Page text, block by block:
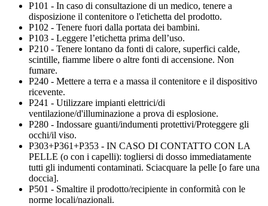
P101 - In caso di consultazione di un medico, tenere a
disposizione il contenitore o l'etichetta del prodotto.
P102 - Tenere fuori dalla portata dei bambini.
P103 - Leggere l’etichetta prima dell’uso.
P210 - Tenere lontano da fonti di calore, superfici calde,
scintille, fiamme libere o altre fonti di accensione. Non
fumare.
P240 - Mettere a terra e a massa il contenitore e il dispositivo
ricevente.
P241 - Utilizzare impianti elettrici/di
ventilazione/d'illuminazione a prova di esplosione.
P280 - Indossare guanti/indumenti protettivi/Proteggere gli
occhi/il viso.
P303+P361+P353 - IN CASO DI CONTATTO CON LA
PELLE (o con i capelli): togliersi di dosso immediatamente
tutti gli indumenti contaminati. Sciacquare la pelle [o fare una
doccia].
P501 - Smaltire il prodotto/recipiente in conformità con le
norme locali/nazionali.